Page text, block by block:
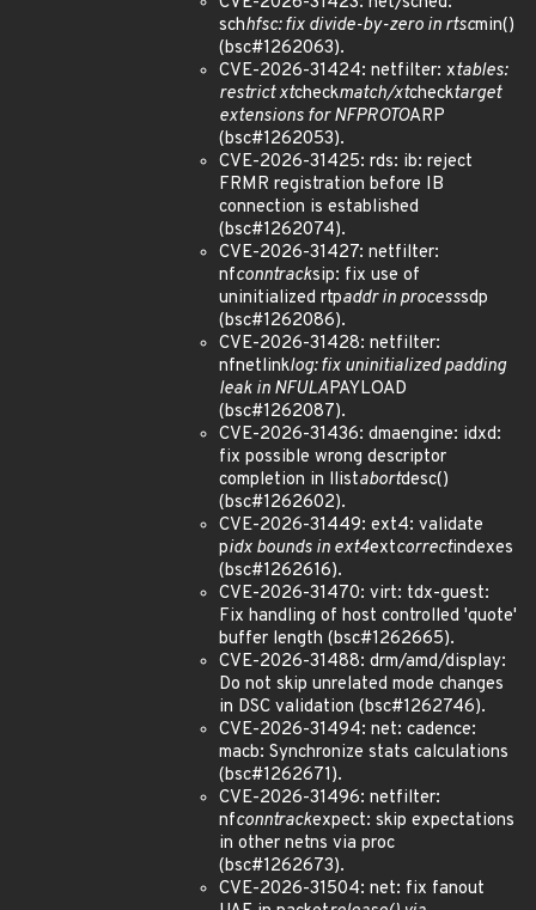
schhfsc: fix divide-by-zero in rtscmin()
(bsc#1262063).
CVE-2026-31424: netfilter: xtables:
restrict xtcheckmatch/xtchecktarget
extensions for NFPROTOARP
(bsc#1262053).
CVE-2026-31425: rds: ib: reject
FRMR registration before IB
connection is established
(bsc#1262074).
CVE-2026-31427: netfilter:
nfconntracksip: fix use of
uninitialized rtpaddr in processsdp
(bsc#1262086).
CVE-2026-31428: netfilter:
nfnetlinklog: fix uninitialized padding
leak in NFULAPAYLOAD
(bsc#1262087).
CVE-2026-31436: dmaengine: idxd:
fix possible wrong descriptor
completion in llistabortdesc()
(bsc#1262602).
CVE-2026-31449: ext4: validate
pidx bounds in ext4extcorrectindexes
(bsc#1262616).
CVE-2026-31470: virt: tdx-guest:
Fix handling of host controlled 'quote'
buffer length (bsc#1262665).
CVE-2026-31488: drm/amd/display:
Do not skip unrelated mode changes
in DSC validation (bsc#1262746).
CVE-2026-31494: net: cadence:
macb: Synchronize stats calculations
(bsc#1262671).
CVE-2026-31496: netfilter:
nfconntrackexpect: skip expectations
in other netns via proc
(bsc#1262673).
CVE-2026-31504: net: fix fanout